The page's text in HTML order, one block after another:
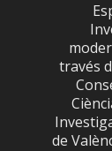
través
de